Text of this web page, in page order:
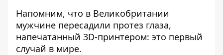
Напомним, что в Великобритании
мужчине пересадили протез глаза,
напечатанный 3D-принтером: это первый
случай в мире.